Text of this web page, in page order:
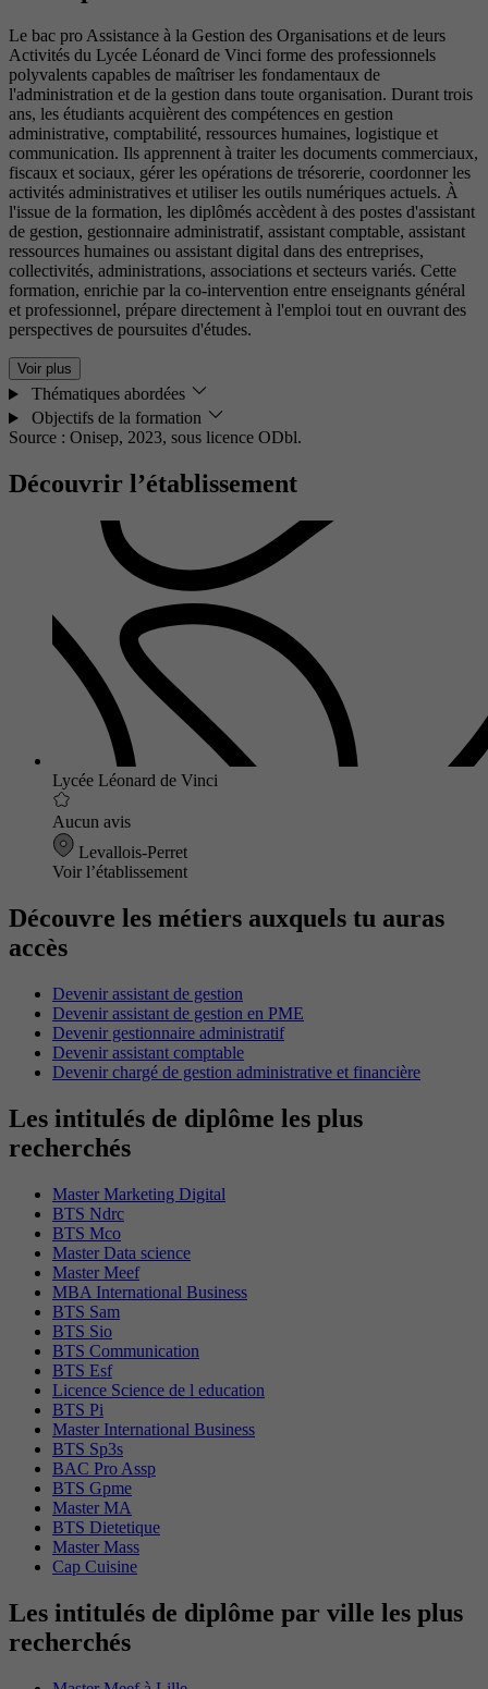
Le bac pro Assistance à la Gestion des Organisations et de leurs
Activités du Lycée Léonard de Vinci forme des professionnels
polyvalents capables de maîtriser les fondamentaux de
l'administration et de la gestion dans toute organisation. Durant trois
ans, les étudiants acquièrent des compétences en gestion
administrative, comptabilité, ressources humaines, logistique et
communication. Ils apprennent à traiter les documents commerciaux,
fiscaux et sociaux, gérer les opérations de trésorerie, coordonner les
activités administratives et utiliser les outils numériques actuels. À
l'issue de la formation, les diplômés accèdent à des postes d'assistant
de gestion, gestionnaire administratif, assistant comptable, assistant
ressources humaines ou assistant digital dans des entreprises,
collectivités, administrations, associations et secteurs variés. Cette
formation, enrichie par la co-intervention entre enseignants général
et professionnel, prépare directement à l'emploi tout en ouvrant des
perspectives de poursuites d'études.
Voir plus
Thématiques abordées
Objectifs de la formation
Source : Onisep, 2023, sous licence ODbl.
Découvrir l’établissement
Lycée Léonard de Vinci
Aucun avis
Levallois-Perret
Voir l’établissement
Découvre les métiers auxquels tu auras
accès
Devenir assistant de gestion
Devenir assistant de gestion en PME
Devenir gestionnaire administratif
Devenir assistant comptable
Devenir chargé de gestion administrative et financière
Les intitulés de diplôme les plus
recherchés
Master Marketing Digital
BTS Ndrc
BTS Mco
Master Data science
Master Meef
MBA International Business
BTS Sam
BTS Sio
BTS Communication
BTS Esf
Licence Science de l education
BTS Pi
Master International Business
BTS Sp3s
BAC Pro Assp
BTS Gpme
Master MA
BTS Dietetique
Master Mass
Cap Cuisine
Les intitulés de diplôme par ville les plus
recherchés